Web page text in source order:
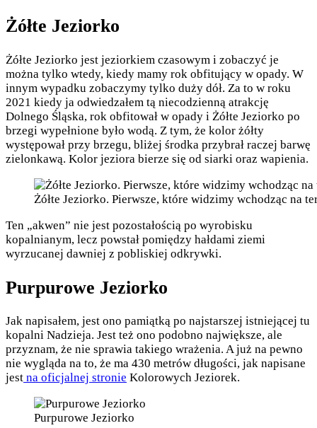
Żółte Jeziorko
Żółte Jeziorko jest jeziorkiem czasowym i zobaczyć je
można tylko wtedy, kiedy mamy rok obfitujący w opady. W
innym wypadku zobaczymy tylko duży dół. Za to w roku
2021 kiedy ja odwiedzałem tą niecodzienną atrakcję
Dolnego Śląska, rok obfitował w opady i Żółte Jeziorko po
brzegi wypełnione było wodą. Z tym, że kolor żółty
występował przy brzegu, bliżej środka przybrał raczej barwę
zielonkawą. Kolor jeziora bierze się od siarki oraz wapienia.
Żółte Jeziorko. Pierwsze, które widzimy wchodząc na
Ten „akwen” nie jest pozostałością po wyrobisku
kopalnianym, lecz powstał pomiędzy hałdami ziemi
wyrzucanej dawniej z pobliskiej odkrywki.
Purpurowe Jeziorko
Jak napisałem, jest ono pamiątką po najstarszej istniejącej tu
kopalni Nadzieja. Jest też ono podobno największe, ale
przyznam, że nie sprawia takiego wrażenia. A już na pewno
nie wygląda na to, że ma 430 metrów długości, jak napisane
jest na oficjalnej stronie Kolorowych Jeziorek.
Purpurowe Jeziorko